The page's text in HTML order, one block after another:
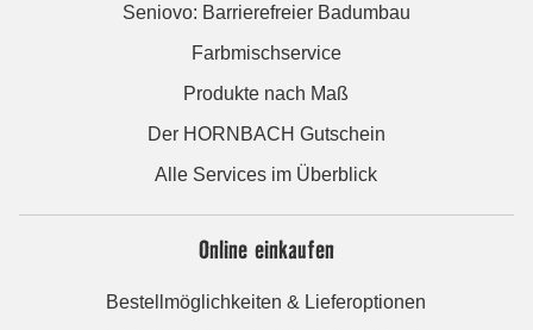
Seniovo: Barrierefreier Badumbau
Farbmischservice
Produkte nach Maß
Der HORNBACH Gutschein
Alle Services im Überblick
Online einkaufen
Bestellmöglichkeiten & Lieferoptionen